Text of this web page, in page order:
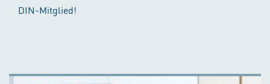
DIN-Mitglied!